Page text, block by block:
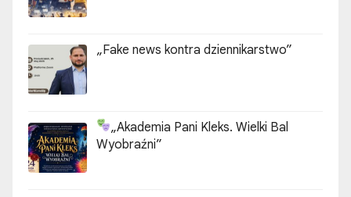
„Fake news kontra dziennikarstwo”
„Akademia Pani Kleks. Wielki Bal
Wyobraźni”